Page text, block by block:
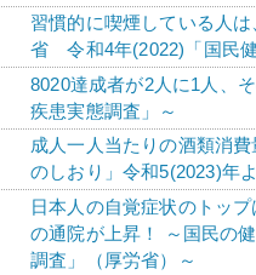
習慣的に喫煙している人
省 令和4年(2022)「国民
8020達成者が2人に1人、
疾患実態調査」～
成人一人当たりの酒類消
のしおり」令和5(2023)年
日本人の自覚症状のトッ
の通院が上昇！ ～国民の
調査」（厚労省）～